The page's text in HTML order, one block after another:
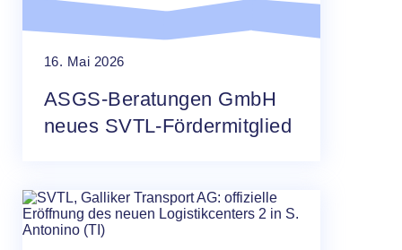
16. Mai 2026
ASGS-Beratungen GmbH
neues SVTL-Fördermitglied